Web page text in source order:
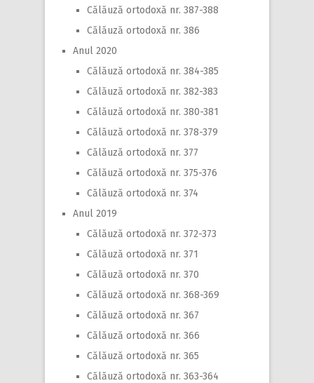
Călăuză ortodoxă nr. 387-388
Călăuză ortodoxă nr. 386
Anul 2020
Călăuză ortodoxă nr. 384-385
Călăuză ortodoxă nr. 382-383
Călăuză ortodoxă nr. 380-381
Călăuză ortodoxă nr. 378-379
Călăuză ortodoxă nr. 377
Călăuză ortodoxă nr. 375-376
Călăuză ortodoxă nr. 374
Anul 2019
Călăuză ortodoxă nr. 372-373
Călăuză ortodoxă nr. 371
Călăuză ortodoxă nr. 370
Călăuză ortodoxă nr. 368-369
Călăuză ortodoxă nr. 367
Călăuză ortodoxă nr. 366
Călăuză ortodoxă nr. 365
Călăuză ortodoxă nr. 363-364